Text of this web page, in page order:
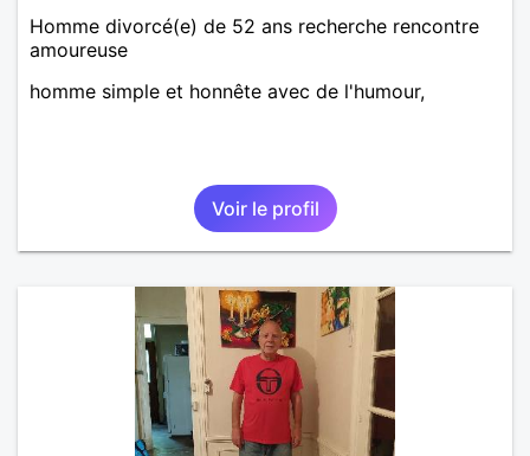
Homme divorcé(e) de 52 ans recherche rencontre
amoureuse
homme simple et honnête avec de l'humour,
Voir le profil